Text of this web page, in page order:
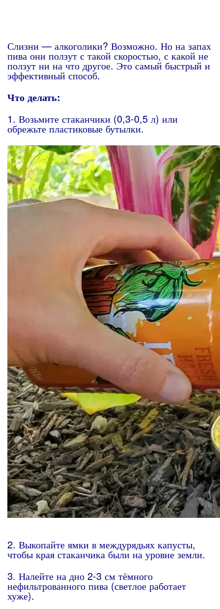
Слизни — алкоголики? Возможно. Но на запах
пива они ползут с такой скоростью, с какой не
ползут ни на что другое. Это самый быстрый и
эффективный способ.
Что делать:
1. Возьмите стаканчики (0,3-0,5 л) или
обрежьте пластиковые бутылки.
2. Выкопайте ямки в междурядьях капусты,
чтобы края стаканчика были на уровне земли.
3. Налейте на дно 2-3 см тёмного
нефильтрованного пива (светлое работает
хуже).